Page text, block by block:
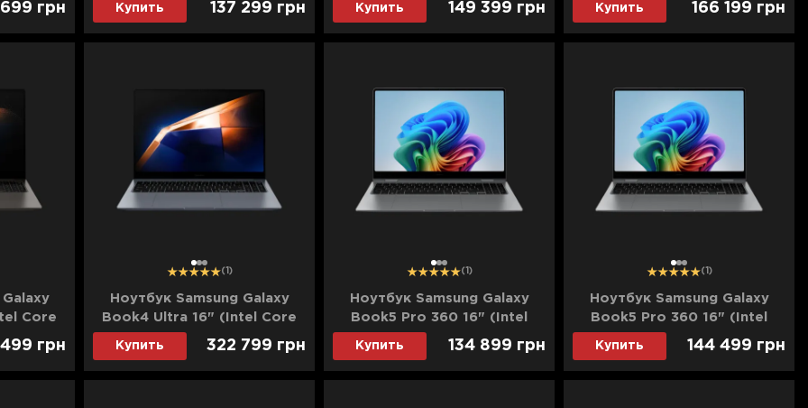
грн
4070) (NP960XFH-XA5DE)
(Standard)
Купить 137 299 грн
4070) (NP960XFH-XA6DE)
(Standard)
Купить 149 399 грн
4070) (NP960XFH-XA7DE)
(Standard)
Купить 166 199 грн
Core
RTX
грн
12 3 (1)
Ноутбук Samsung Galaxy
Book4 Ultra 16" (Intel Core
Ultra 9/32GB/16TB
(NP960XGL-XG19US)
Купить 322 799 грн
12 3 (1)
Ноутбук Samsung Galaxy
Book5 Pro 360 16" (Intel
Core Ultra 7/32GB/1TB
(SSD)/Intel Arc) (NP960QHA-
KG4DE) (Standard)
Купить 134 899 грн
12 3 (1)
Ноутбук Samsung Galaxy
Book5 Pro 360 16" (Intel
Core Ultra 7/32GB/2TB
(SSD)/Intel Arc) (NP960QHA-
KG14DE) (Standard)
Купить 144 499 грн